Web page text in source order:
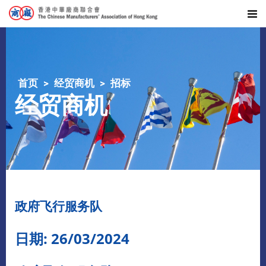
首页 经贸商机 招标
经贸商机
政府飞行服务队
日期: 26/03/2024